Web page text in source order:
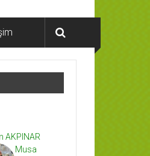
AKPINAR
Musa